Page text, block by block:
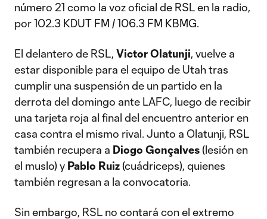
número 21 como la voz oficial de RSL en la radio,
por 102.3 KDUT FM / 106.3 FM KBMG.
El delantero de RSL, Victor Olatunji, vuelve a
estar disponible para el equipo de Utah tras
cumplir una suspensión de un partido en la
derrota del domingo ante LAFC, luego de recibir
una tarjeta roja al final del encuentro anterior en
casa contra el mismo rival. Junto a Olatunji, RSL
también recupera a Diogo Gonçalves(lesión en
el muslo) y Pablo Ruiz(cuádriceps), quienes
también regresan a la convocatoria.
Sin embargo, RSL no contará con el extremo